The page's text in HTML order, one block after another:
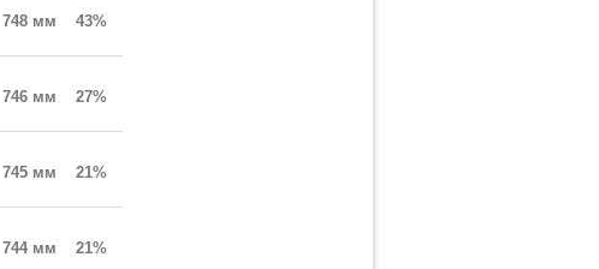
748 мм 43%
746 мм 27%
745 мм 21%
744 мм 21%